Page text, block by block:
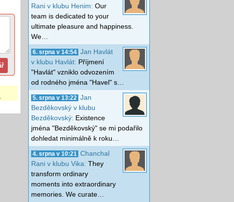
Rani v klubu Henim: Our
team is dedicated to your
ultimate pleasure and happiness.
We…
6. srpna v 14:54 Jan Havlát
v klubu Havlát: Příjmení
"Havlát" vzniklo odvozením
od rodného jména "Havel" s…
5. srpna v 13:22
Jan
Bezděkovský v klubu
Bezděkovský: Existence
jména "Bezděkovský" se mi podařilo
dohledat minimálně k roku…
4. srpna v 10:21
Chanchal
Rani v klubu Vika: They
transform ordinary
moments into extraordinary
memories. We curate…